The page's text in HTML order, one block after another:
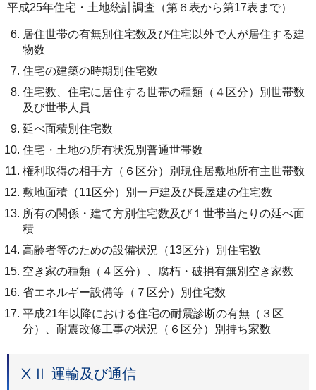
平成25年住宅・土地統計調査（第６表から第17表まで）
居住世帯の有無別住宅数及び住宅以外で人が居住する建
物数
住宅の建築の時期別住宅数
住宅数、住宅に居住する世帯の種類（４区分）別世帯数
及び世帯人員
延べ面積別住宅数
住宅・土地の所有状況別普通世帯数
権利取得の相手方（６区分）別現住居敷地所有主世帯数
敷地面積（11区分）別一戸建及び長屋建の住宅数
所有の関係・建て方別住宅数及び１世帯当たりの延べ面
積
高齢者等のための設備状況（13区分）別住宅数
空き家の種類（４区分）、腐朽・破損有無別空き家数
省エネルギー設備等（７区分）別住宅数
平成21年以降における住宅の耐震診断の有無（３区
分）、耐震改修工事の状況（６区分）別持ち家数
ⅩⅡ 運輸及び通信